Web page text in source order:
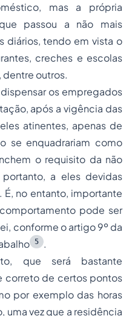
mas a própria
passou a não mais
diários, tendo em vista o
creches e escolas
outros.
os empregados
após a vigência das
atinentes, apenas de
se enquadrariam como
o requisito da não
a eles devidas
É, no entanto, importante
pode ser
conforme o artigo 9º da
5
.
que será bastante
correto de certos pontos
por exemplo das horas
uma vez que a residência